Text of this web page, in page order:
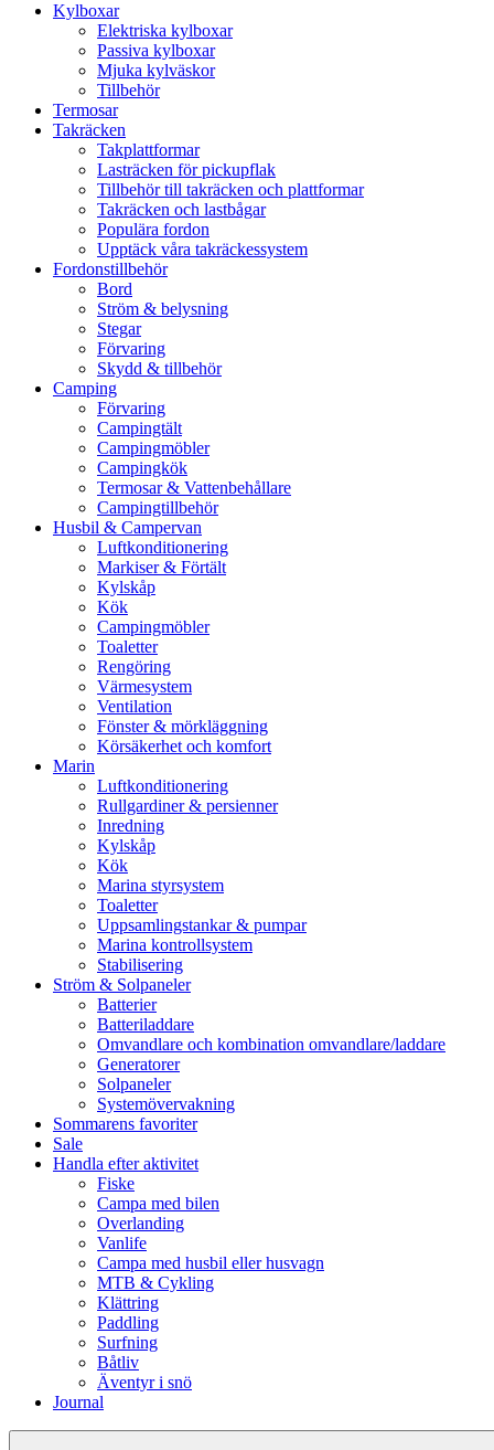
Kylboxar
Elektriska kylboxar
Passiva kylboxar
Mjuka kylväskor
Tillbehör
Termosar
Takräcken
Takplattformar
Lasträcken för pickupflak
Tillbehör till takräcken och plattformar
Takräcken och lastbågar
Populära fordon
Upptäck våra takräckessystem
Fordonstillbehör
Bord
Ström & belysning
Stegar
Förvaring
Skydd & tillbehör
Camping
Förvaring
Campingtält
Campingmöbler
Campingkök
Termosar & Vattenbehållare
Campingtillbehör
Husbil & Campervan
Luftkonditionering
Markiser & Förtält
Kylskåp
Kök
Campingmöbler
Toaletter
Rengöring
Värmesystem
Ventilation
Fönster & mörkläggning
Körsäkerhet och komfort
Marin
Luftkonditionering
Rullgardiner & persienner
Inredning
Kylskåp
Kök
Marina styrsystem
Toaletter
Uppsamlingstankar & pumpar
Marina kontrollsystem
Stabilisering
Ström & Solpaneler
Batterier
Batteriladdare
Omvandlare och kombination omvandlare/laddare
Generatorer
Solpaneler
Systemövervakning
Sommarens favoriter
Sale
Handla efter aktivitet
Fiske
Campa med bilen
Overlanding
Vanlife
Campa med husbil eller husvagn
MTB & Cykling
Klättring
Paddling
Surfning
Båtliv
Äventyr i snö
Journal